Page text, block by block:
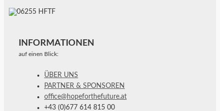
INFORMATIONEN
auf einen Blick:
ÜBER UNS
PARTNER & SPONSOREN
office@hopeforthefuture.at
+43 (0)677 614 815 00